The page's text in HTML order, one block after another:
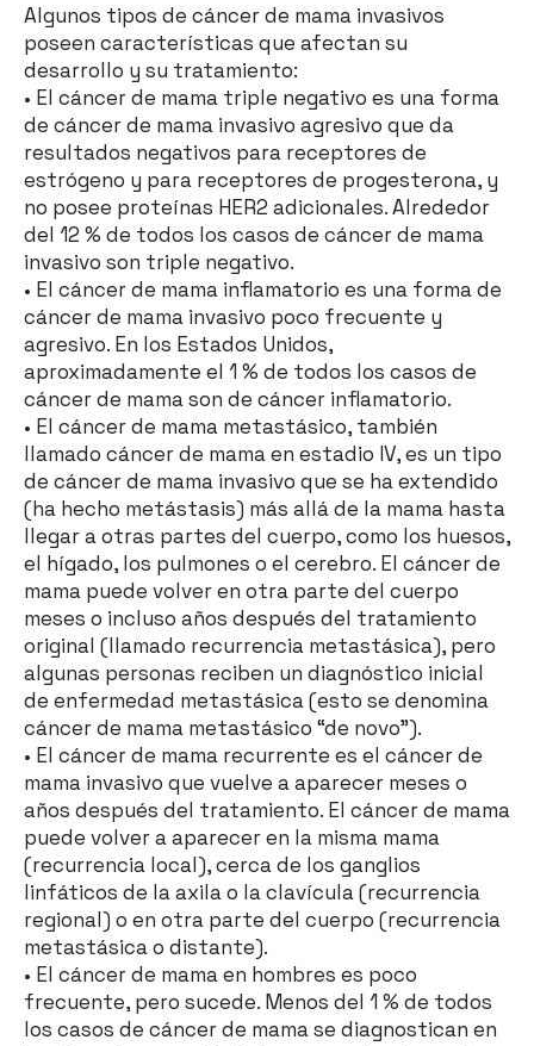
Algunos tipos de cáncer de mama invasivos
poseen características que afectan su
desarrollo y su tratamiento:
• El cáncer de mama triple negativo es una forma
de cáncer de mama invasivo agresivo que da
resultados negativos para receptores de
estrógeno y para receptores de progesterona, y
no posee proteínas HER2 adicionales. Alrededor
del 12 % de todos los casos de cáncer de mama
invasivo son triple negativo.
• El cáncer de mama inflamatorio es una forma de
cáncer de mama invasivo poco frecuente y
agresivo. En los Estados Unidos,
aproximadamente el 1 % de todos los casos de
cáncer de mama son de cáncer inflamatorio.
• El cáncer de mama metastásico, también
llamado cáncer de mama en estadio IV, es un tipo
de cáncer de mama invasivo que se ha extendido
(ha hecho metástasis) más allá de la mama hasta
llegar a otras partes del cuerpo, como los huesos,
el hígado, los pulmones o el cerebro. El cáncer de
mama puede volver en otra parte del cuerpo
meses o incluso años después del tratamiento
original (llamado recurrencia metastásica), pero
algunas personas reciben un diagnóstico inicial
de enfermedad metastásica (esto se denomina
cáncer de mama metastásico “de novo”).
• El cáncer de mama recurrente es el cáncer de
mama invasivo que vuelve a aparecer meses o
años después del tratamiento. El cáncer de mama
puede volver a aparecer en la misma mama
(recurrencia local), cerca de los ganglios
linfáticos de la axila o la clavícula (recurrencia
regional) o en otra parte del cuerpo (recurrencia
metastásica o distante).
• El cáncer de mama en hombres es poco
frecuente, pero sucede. Menos del 1 % de todos
los casos de cáncer de mama se diagnostican en